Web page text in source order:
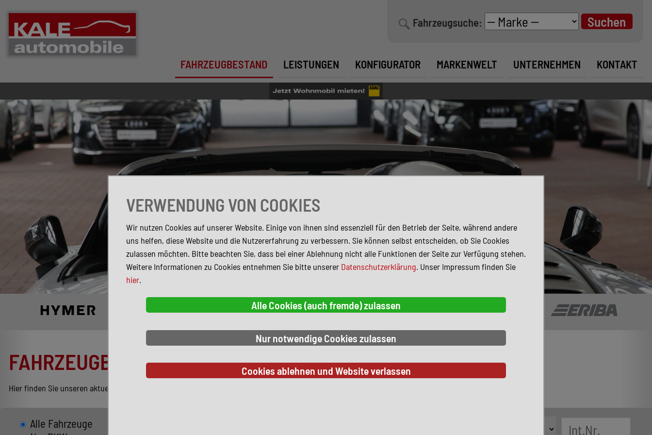
Fahrzeugsuche:
FAHRZEUGBESTAND LEISTUNGEN KONFIGURATOR MARKENWELT UNTERNEHMEN KONTAKT
FAHRZEUGBESTAND
Hier finden Sie unseren aktuellen Bestand entsprechend Ihren Suchkriterien.
Alle Fahrzeuge
VERWENDUNG VON COOKIES
Wir nutzen Cookies auf unserer Website. Einige von ihnen sind essenziell für den Betrieb der Seite, während andere
uns helfen, diese Website und die Nutzererfahrung zu verbessern. Sie können selbst entscheiden, ob Sie Cookies
zulassen möchten. Bitte beachten Sie, dass bei einer Ablehnung nicht alle Funktionen der Seite zur Verfügung stehen.
Weitere Informationen zu Cookies entnehmen Sie bitte unserer Datenschutzerklärung. Unser Impressum finden Sie
hier.